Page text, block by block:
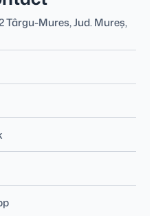
Târgu-Mures, Jud. Mureş,